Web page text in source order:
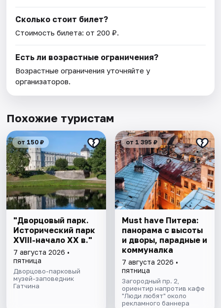
Сколько стоит билет?
Стоимость билета: от 200 ₽.
Есть ли возрастные ограничения?
Возрастные ограничения уточняйте у
организаторов.
Похожие туристам
от 150 ₽
"Дворцовый парк.
Исторический парк
XVIII-начало XX в."
7 августа 2026 •
пятница
Дворцово-парковый
музей-заповедник
Гатчина
от 1 395 ₽
Must have Питера:
панорама с высоты
и дворы, парадные и
коммуналка
7 августа 2026 •
пятница
Загородный пр. 2,
ориентир напротив кафе
"Люди любят" около
рекламного баннера